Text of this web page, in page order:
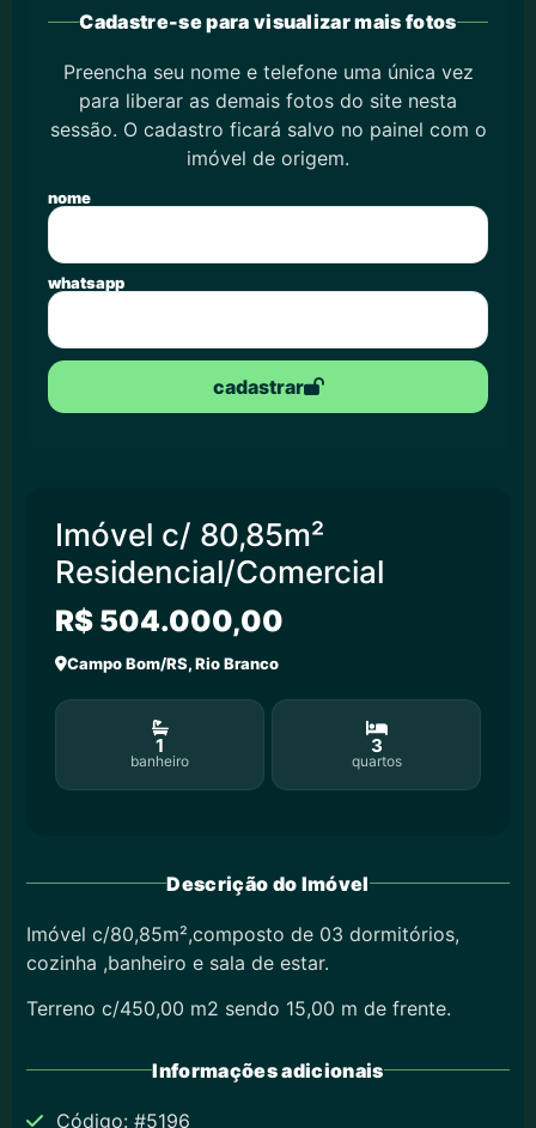
Cadastre-se para visualizar mais fotos
Preencha seu nome e telefone uma única vez
para liberar as demais fotos do site nesta
sessão. O cadastro ficará salvo no painel com o
imóvel de origem.
nome
whatsapp
cadastrar
Imóvel c/ 80,85m²
Residencial/Comercial
R$ 504.000,00
Campo Bom/RS, Rio Branco
1
banheiro
3
quartos
Descrição do Imóvel
Imóvel c/80,85m²,composto de 03 dormitórios,
cozinha ,banheiro e sala de estar.
Terreno c/450,00 m2 sendo 15,00 m de frente.
Informações adicionais
Código: #5196